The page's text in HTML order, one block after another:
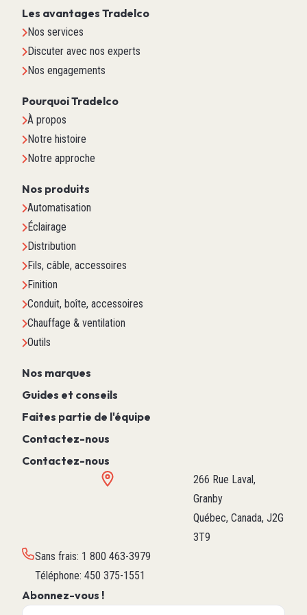
Les avantages Tradelco
Nos services
Discuter avec nos experts
Nos engagements
Pourquoi Tradelco
À propos
Notre histoire
Notre approche
Nos produits
Automatisation
Éclairage
Distribution
Fils, câble, accessoires
Finition
Conduit, boîte, accessoires
Chauffage & ventilation
Outils
Nos marques
Guides et conseils
Faites partie de l'équipe
Contactez-nous
Contactez-nous
266 Rue Laval,
Granby
Québec, Canada, J2G
3T9
Sans frais: 1 800 463-3979
Téléphone: 450 375-1551
Abonnez-vous !